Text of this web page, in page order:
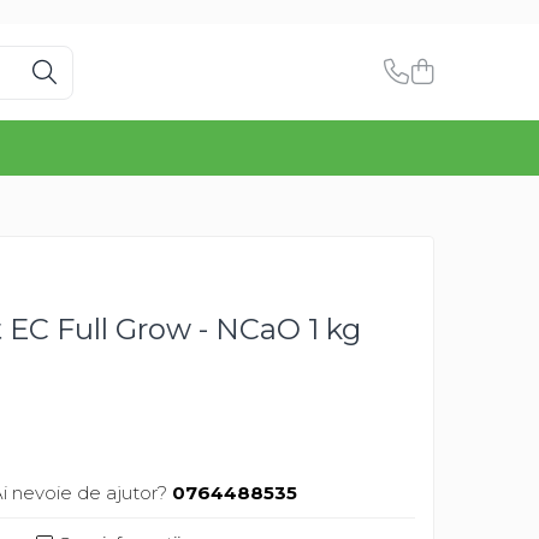
Full Grow - NCaO 1 kg
nevoie de ajutor? 0764488535